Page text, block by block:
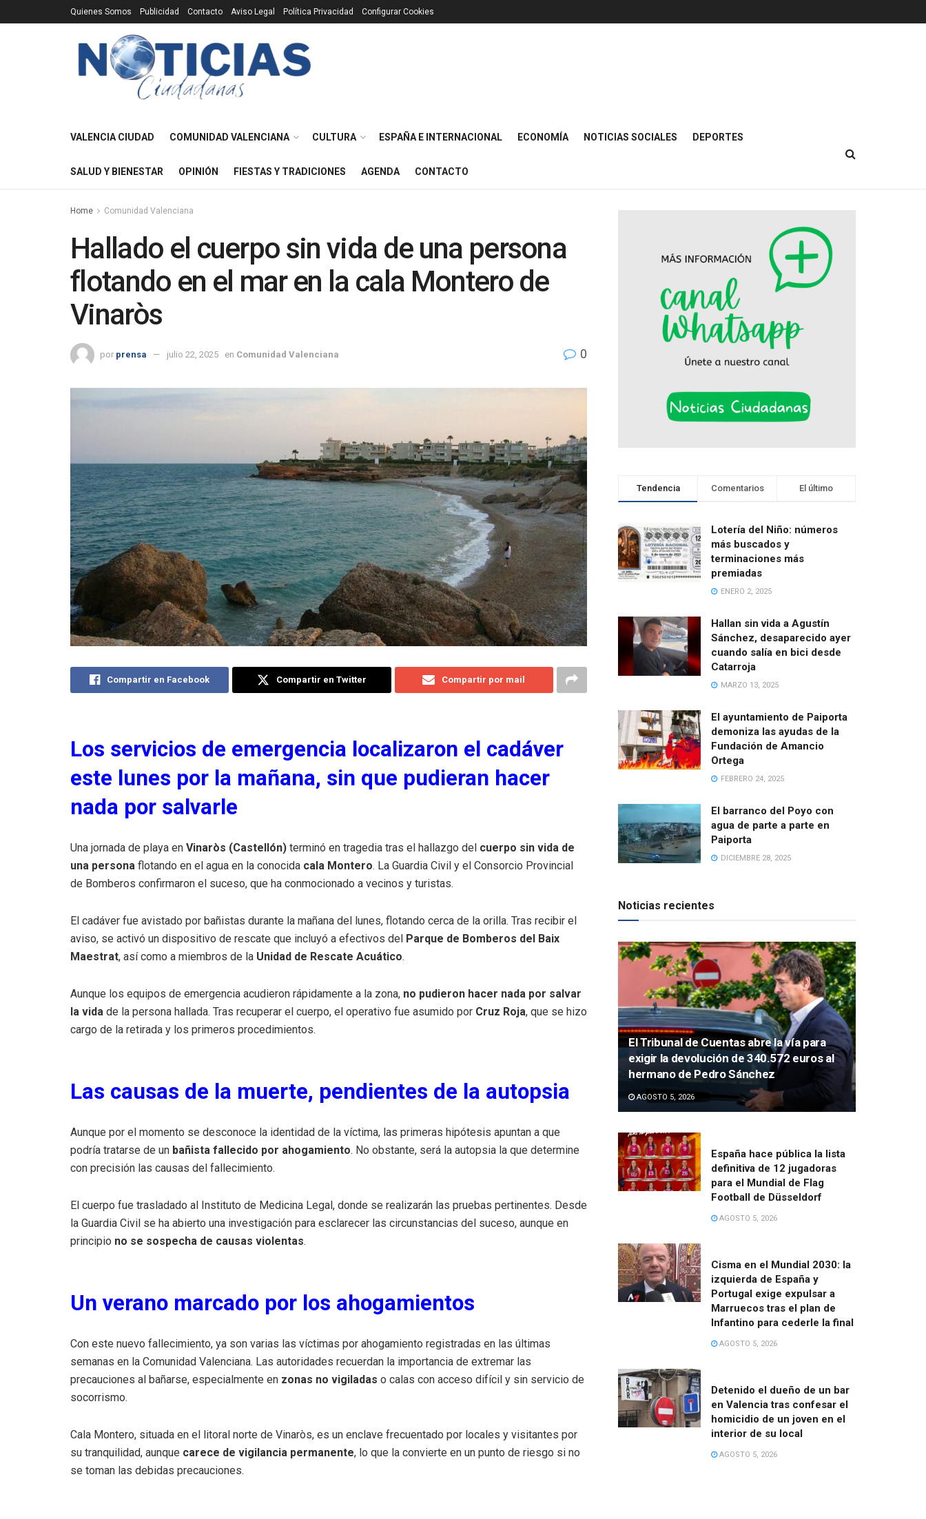
Quienes Somos Publicidad Contacto Aviso Legal Política Privacidad Configurar Cookies
VALENCIA CIUDAD COMUNIDAD VALENCIANA CULTURA ESPAÑA E INTERNACIONAL ECONOMÍA NOTICIAS SOCIALES DEPORTES
SALUD Y BIENESTAR OPINIÓN FIESTAS Y TRADICIONES AGENDA CONTACTO
Home Comunidad Valenciana
Hallado el cuerpo sin vida de una persona
flotando en el mar en la cala Montero de
Vinaròs
por prensa julio 22, 2025 en Comunidad Valenciana 0
Compartir en Facebook Compartir en Twitter Compartir por mail
Los servicios de emergencia localizaron el cadáver
este lunes por la mañana, sin que pudieran hacer
nada por salvarle
Una jornada de playa en Vinaròs (Castellón) terminó en tragedia tras el hallazgo del cuerpo sin vida de
una persona flotando en el agua en la conocida cala Montero. La Guardia Civil y el Consorcio Provincial
de Bomberos confirmaron el suceso, que ha conmocionado a vecinos y turistas.
El cadáver fue avistado por bañistas durante la mañana del lunes, flotando cerca de la orilla. Tras recibir el
aviso, se activó un dispositivo de rescate que incluyó a efectivos del Parque de Bomberos del Baix
Maestrat, así como a miembros de la Unidad de Rescate Acuático.
Aunque los equipos de emergencia acudieron rápidamente a la zona, no pudieron hacer nada por salvar
la vida de la persona hallada. Tras recuperar el cuerpo, el operativo fue asumido por Cruz Roja, que se hizo
cargo de la retirada y los primeros procedimientos.
Las causas de la muerte, pendientes de la autopsia
Aunque por el momento se desconoce la identidad de la víctima, las primeras hipótesis apuntan a que
podría tratarse de un bañista fallecido por ahogamiento. No obstante, será la autopsia la que determine
con precisión las causas del fallecimiento.
El cuerpo fue trasladado al Instituto de Medicina Legal, donde se realizarán las pruebas pertinentes. Desde
la Guardia Civil se ha abierto una investigación para esclarecer las circunstancias del suceso, aunque en
principio no se sospecha de causas violentas.
Un verano marcado por los ahogamientos
Con este nuevo fallecimiento, ya son varias las víctimas por ahogamiento registradas en las últimas
semanas en la Comunidad Valenciana. Las autoridades recuerdan la importancia de extremar las
precauciones al bañarse, especialmente en zonas no vigiladas o calas con acceso difícil y sin servicio de
socorrismo.
Cala Montero, situada en el litoral norte de Vinaròs, es un enclave frecuentado por locales y visitantes por
su tranquilidad, aunque carece de vigilancia permanente, lo que la convierte en un punto de riesgo si no
se toman las debidas precauciones.
Tendencia Comentarios El último
Lotería del Niño: números
más buscados y
terminaciones más
premiadas
ENERO 2, 2025
Hallan sin vida a Agustín
Sánchez, desaparecido ayer
cuando salía en bici desde
Catarroja
MARZO 13, 2025
El ayuntamiento de Paiporta
demoniza las ayudas de la
Fundación de Amancio
Ortega
FEBRERO 24, 2025
El barranco del Poyo con
agua de parte a parte en
Paiporta
DICIEMBRE 28, 2025
Noticias recientes
El Tribunal de Cuentas abre la vía para
exigir la devolución de 340.572 euros al
hermano de Pedro Sánchez
AGOSTO 5, 2026
España hace pública la lista
definitiva de 12 jugadoras
para el Mundial de Flag
Football de Düsseldorf
AGOSTO 5, 2026
Cisma en el Mundial 2030: la
izquierda de España y
Portugal exige expulsar a
Marruecos tras el plan de
Infantino para cederle la final
AGOSTO 5, 2026
Detenido el dueño de un bar
en Valencia tras confesar el
homicidio de un joven en el
interior de su local
AGOSTO 5, 2026